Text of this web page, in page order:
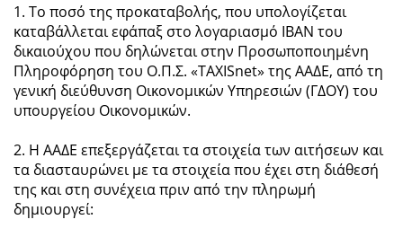
1. Το ποσό της προκαταβολής, που υπολογίζεται
καταβάλλεται εφάπαξ στο λογαριασμό ΙΒΑΝ του
δικαιούχου που δηλώνεται στην Προσωποποιημένη
Πληροφόρηση του Ο.Π.Σ. «TAXISnet» της ΑΑΔΕ, από τη
γενική διεύθυνση Οικονομικών Υπηρεσιών (ΓΔΟΥ) του
υπουργείου Οικονομικών.
2. Η ΑΑΔΕ επεξεργάζεται τα στοιχεία των αιτήσεων και
τα διασταυρώνει με τα στοιχεία που έχει στη διάθεσή
της και στη συνέχεια πριν από την πληρωμή
δημιουργεί: